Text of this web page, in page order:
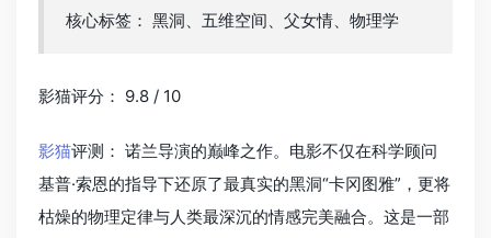
核心标签： 黑洞、五维空间、父女情、物理学
影猫评分： 9.8 / 10
影猫评测： 诺兰导演的巅峰之作。电影不仅在科学顾问
基普·索恩的指导下还原了最真实的黑洞“卡冈图雅”，更将
枯燥的物理定律与人类最深沉的情感完美融合。这是一部